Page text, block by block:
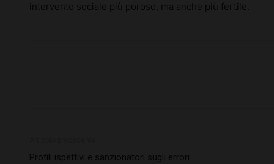
intervento sociale più poroso, ma anche più fertile.
Profili ispettivi e sanzionatori sugli errori